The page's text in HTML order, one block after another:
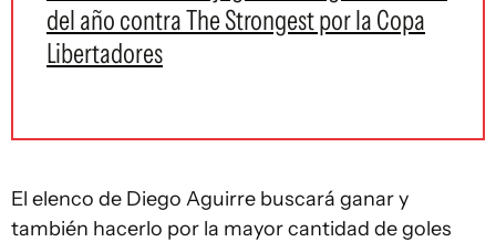
del año contra The Strongest por la Copa
Libertadores
El elenco de Diego Aguirre buscará ganar y
también hacerlo por la mayor cantidad de goles